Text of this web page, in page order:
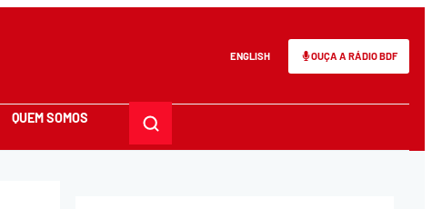
ENGLISH OUÇA A RÁDIO BDF
QUEM SOMOS